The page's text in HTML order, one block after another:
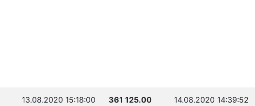
13.08.2020 15:18:00 361 125.00 14.08.2020 14:39:52